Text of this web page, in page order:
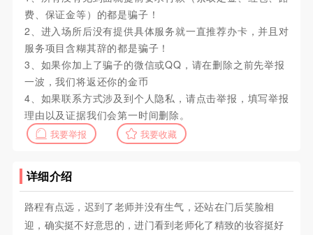
费、保证金等）的都是骗子！
2、进入场所后没有提供具体服务就一直推荐办卡，并且对
服务项目含糊其辞的都是骗子！
3、如果你加上了骗子的微信或QQ，请在删除之前先举报
一波，我们将返还你的金币
4、如果联系方式涉及到个人隐私，请点击举报，填写举报
理由以及证据我们会第一时间删除。
我要举报 我要收藏
详细介绍
路程有点远，迟到了老师并没有生气，还站在门后笑脸相
迎，确实挺不好意思的，进门看到老师化了精致的妆容挺好